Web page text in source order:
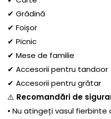
✔ Grădină
✔ Foișor
✔ Picnic
✔ Mese de familie
✔ Accesorii pentru tandoor
✔ Accesorii pentru grătar
⚠️ Recomandări de
• Nu atingeți vasul